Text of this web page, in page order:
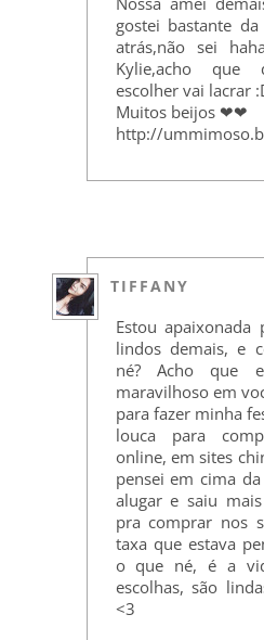
gostei bastante
atrás,não sei
Kylie,acho que
escolher vai lacrar
Muitos beijos ❤❤
http://
TIFFANY
Estou
lindos demais, e
né? Acho que
maravilhoso em
para fazer minha
louca para
online, em sites
pensei em cima
alugar e saiu
pra comprar nos
taxa que estava
o que né, é a
escolhas, são
<3